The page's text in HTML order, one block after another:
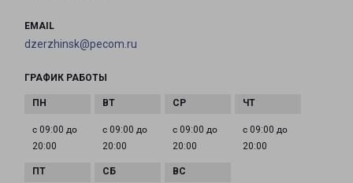
EMAIL
dzerzhinsk@pecom.ru
ГРАФИК РАБОТЫ
с 09:00 до
20:00
с 09:00 до
20:00
с 09:00 до
20:00
с 09:00 до
20:00